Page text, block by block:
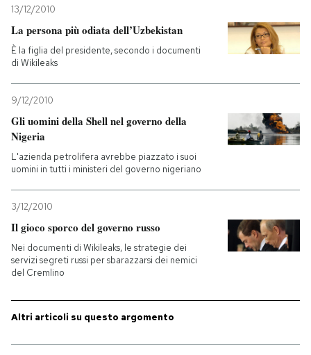
SHOP
CALENDARIO
AREA PERSONALE
Entra
13/12/2010
La persona più odiata dell’Uzbekistan
È la figlia del presidente, secondo i documenti
di Wikileaks
9/12/2010
Gli uomini della Shell nel governo della
Nigeria
L'azienda petrolifera avrebbe piazzato i suoi
uomini in tutti i ministeri del governo nigeriano
3/12/2010
Il gioco sporco del governo russo
Nei documenti di Wikileaks, le strategie dei
servizi segreti russi per sbarazzarsi dei nemici
del Cremlino
Altri articoli su questo argomento